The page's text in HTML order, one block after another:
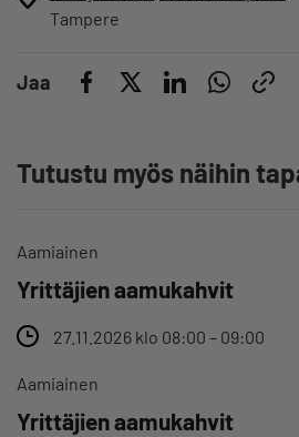
Tampere
Jaa
Tutustu myös näihin
Aamiainen
Yrittäjien aamukahvit
27.11.2026 klo 08:00 – 09:00
Aamiainen
Yrittäjien aamukahvit